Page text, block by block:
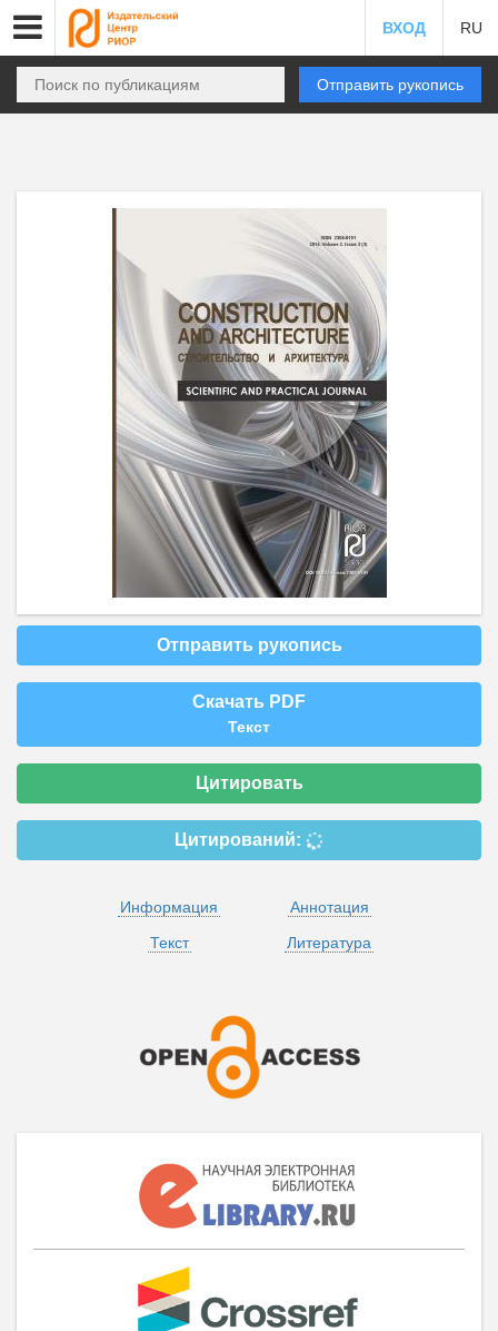
ВХОД RU
Отправить рукопись
Отправить рукопись
Скачать PDF
Текст
Цитировать
Цитирований:
Информация
Аннотация
Текст
Литература